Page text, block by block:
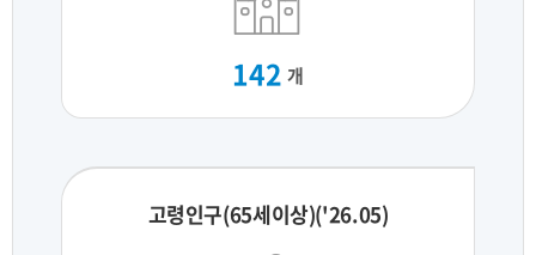
142 개
고령인구(65세이상)('26.05)